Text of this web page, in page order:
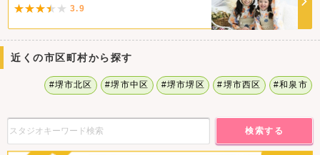
3.9
近くの市区町村から探す
#堺市北区 #堺市中区 #堺市堺区 #堺市西区 #和泉市
検索する